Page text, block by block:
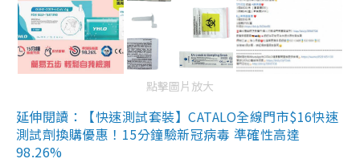
點擊圖片放大
延伸閱讀：【快速測試套裝】CATALO全線門市$16快速
測試劑換購優惠！15分鐘驗新冠病毒 準確性高達
98.26%